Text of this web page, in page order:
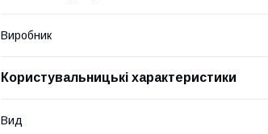
Виробник
Користувальницькі характеристики
Вид